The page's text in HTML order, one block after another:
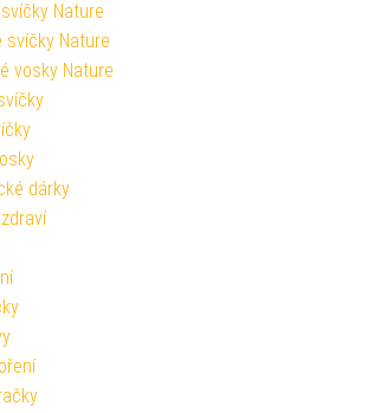
Nature
svíčky Nature
vosky Nature
dárky